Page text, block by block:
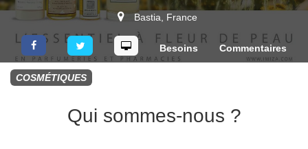
Bastia France
Besoins Commentaires
COSMÉTIQUES
Qui sommes-nous ?